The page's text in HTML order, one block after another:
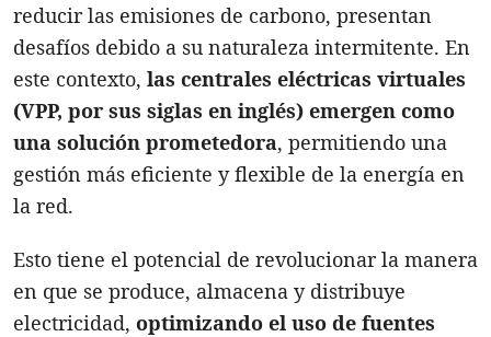
reducir las emisiones de carbono, presentan
desafíos debido a su naturaleza intermitente. En
este contexto, las centrales eléctricas virtuales
(VPP, por sus siglas en inglés) emergen como
una solución prometedora, permitiendo una
gestión más eficiente y flexible de la energía en
la red.
Esto tiene el potencial de revolucionar la manera
en que se produce, almacena y distribuye
electricidad, optimizando el uso de fuentes